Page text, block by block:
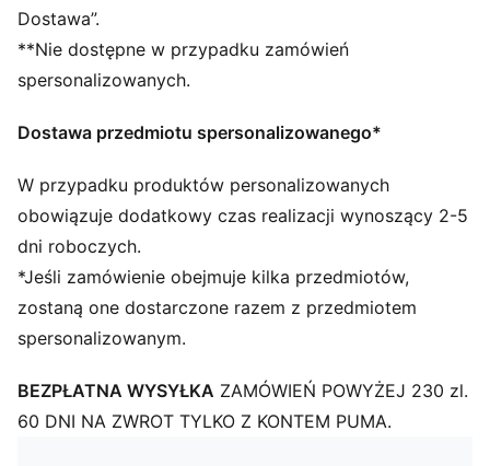
produkcję poprzez Leather Working Group.
www.leatherworkinggroup.com
SZCZEGÓŁY
Zaokrąglony przód
Sznurowane zapięcie
Gumowa podeszwa zewnętrzna
Zamszowy pasek PUMA Formstrip z boku
Logo PUMA Cat wyhaftowane na palcach
Dostawa”.
**Nie dostępne w przypadku zamówień
spersonalizowanych.
Dostawa przedmiotu spersonalizowanego*
W przypadku produktów personalizowanych
obowiązuje dodatkowy czas realizacji wynoszący 2-5
dni roboczych.
*Jeśli zamówienie obejmuje kilka przedmiotów,
zostaną one dostarczone razem z przedmiotem
spersonalizowanym.
BEZPŁATNA WYSYŁKA ZAMÓWIEŃ POWYŻEJ 230 zl.
60 DNI NA ZWROT TYLKO Z KONTEM PUMA.